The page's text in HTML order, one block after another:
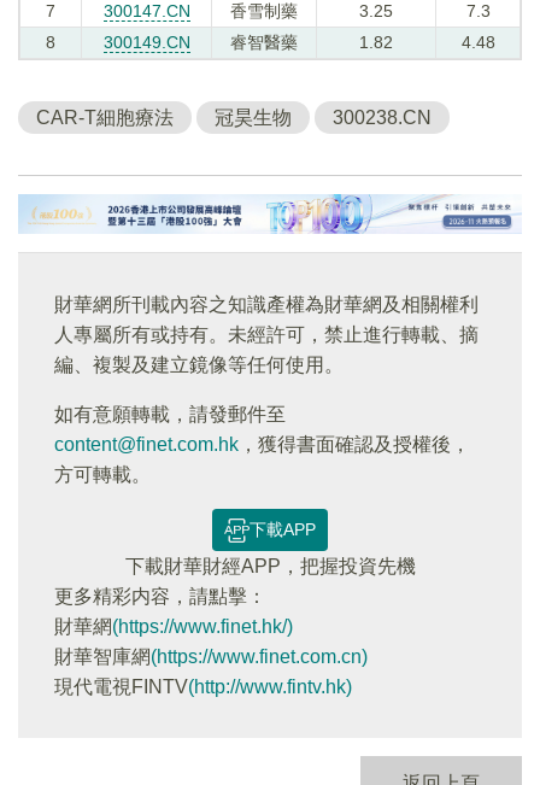
7
300147.CN 香雪制藥 3.25
7.3
8
300149.CN 睿智醫藥 1.82 4.48
CAR-T細胞療法 冠昊生物 300238.CN
財華網所刊載內容之知識產權為財華網及相關權利
人專屬所有或持有。未經許可，禁止進行轉載、摘
編、複製及建立鏡像等任何使用。
如有意願轉載，請發郵件至
content@finet.com.hk ，獲得書面確認及授權後，
方可轉載。
下載APP
下載財華財經APP，把握投資先機
更多精彩内容，請點擊：
財華網(https://www.finet.hk/)
財華智庫網(https://www.finet.com.cn)
現代電視FINTV(http://www.fintv.hk)